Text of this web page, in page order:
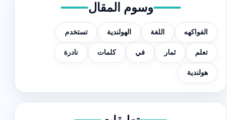
وسوم المقال
الفواكهه اللغة الهولندية تستخدم
تعلم ثمار في كلمات نادرة
هولندية